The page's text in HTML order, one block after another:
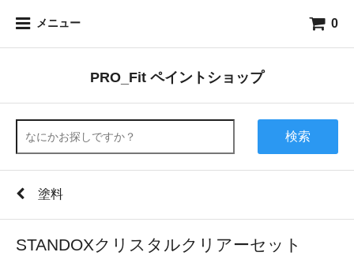
メニュー 0
PRO_Fit ペイントショップ
検索
塗料
STANDOXクリスタルクリアーセット